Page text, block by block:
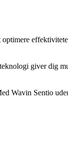
giver dig
Wavin Sentio